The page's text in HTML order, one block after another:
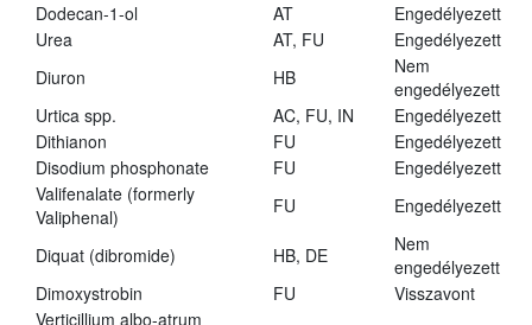
Dodecan-1-ol AT
Engedélyezett
Urea
AT, FU
Engedélyezett
Diuron
HB
Nem
engedélyezett
Urtica spp.
AC, FU, IN
Engedélyezett
Dithianon
FU
Engedélyezett
Disodium phosphonate
FU
Engedélyezett
Valifenalate (formerly
Valiphenal)
FU Engedélyezett
Diquat (dibromide) HB, DE
Nem
engedélyezett
Dimoxystrobin
FU
Visszavont
Verticillium albo-atrum